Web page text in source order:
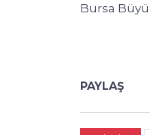
Bursa
PAYLAŞ